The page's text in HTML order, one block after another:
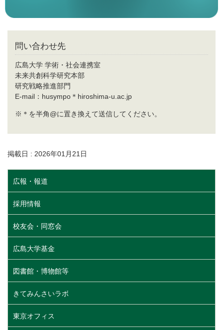
問い合わせ先
広島大学 学術・社会連携室
未来共創科学研究本部
研究戦略推進部門
E-mail：husympo＊hiroshima-u.ac.jp
※＊を半角@に置き換えて送信してください。
掲載日 : 2026年01月21日
広報・報道
採用情報
校友会・同窓会
広島大学基金
図書館・博物館等
きてみんさいラボ
東京オフィス